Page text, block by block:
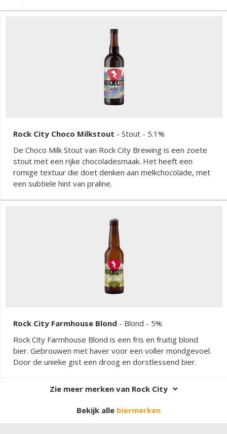
Rock City Choco Milkstout - Stout - 5.1%
De Choco Milk Stout van Rock City Brewing is een zoete
stout met een rijke chocoladesmaak. Het heeft een
romige textuur die doet denken aan melkchocolade, met
een subtiele hint van praline.
Rock City Farmhouse Blond - Blond - 5%
Rock City Farmhouse Blond is een fris en fruitig blond
bier. Gebrouwen met haver voor een voller mondgevoel.
Door de unieke gist een droog en dorstlessend bier.
Zie meer merken van Rock City
Bekijk alle biermerken